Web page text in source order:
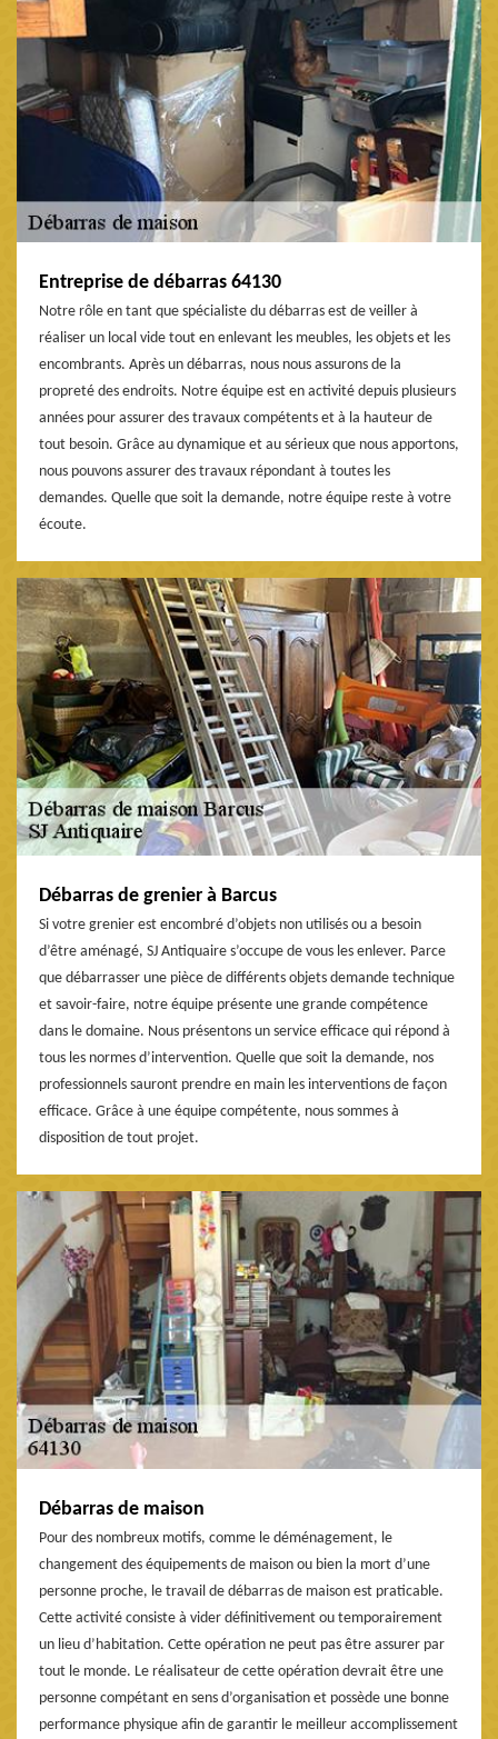
Entreprise de débarras 64130
Notre rôle en tant que spécialiste du débarras est de veiller à
réaliser un local vide tout en enlevant les meubles, les objets et les
encombrants. Après un débarras, nous nous assurons de la
propreté des endroits. Notre équipe est en activité depuis plusieurs
années pour assurer des travaux compétents et à la hauteur de
tout besoin. Grâce au dynamique et au sérieux que nous apportons,
nous pouvons assurer des travaux répondant à toutes les
demandes. Quelle que soit la demande, notre équipe reste à votre
écoute.
Débarras de grenier à Barcus
Si votre grenier est encombré d’objets non utilisés ou a besoin
d’être aménagé, SJ Antiquaire s’occupe de vous les enlever. Parce
que débarrasser une pièce de différents objets demande technique
et savoir-faire, notre équipe présente une grande compétence
dans le domaine. Nous présentons un service efficace qui répond à
tous les normes d’intervention. Quelle que soit la demande, nos
professionnels sauront prendre en main les interventions de façon
efficace. Grâce à une équipe compétente, nous sommes à
disposition de tout projet.
Débarras de maison
Pour des nombreux motifs, comme le déménagement, le
changement des équipements de maison ou bien la mort d’une
personne proche, le travail de débarras de maison est praticable.
Cette activité consiste à vider définitivement ou temporairement
un lieu d’habitation. Cette opération ne peut pas être assurer par
tout le monde. Le réalisateur de cette opération devrait être une
personne compétant en sens d’organisation et possède une bonne
performance physique afin de garantir le meilleur accomplissement